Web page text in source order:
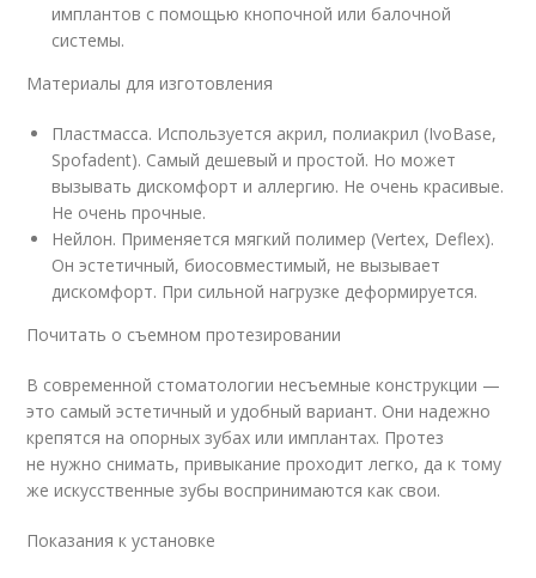
имплантов с помощью кнопочной или балочной
системы.
Материалы для изготовления
Пластмасса. Используется акрил, полиакрил (IvoBase,
Spofadent). Самый дешевый и простой. Но может
вызывать дискомфорт и аллергию. Не очень красивые.
Не очень прочные.
Нейлон. Применяется мягкий полимер (Vertex, Deflex).
Он эстетичный, биосовместимый, не вызывает
дискомфорт. При сильной нагрузке деформируется.
Почитать о съемном протезировании
В современной стоматологии несъемные конструкции —
это самый эстетичный и удобный вариант. Они надежно
крепятся на опорных зубах или имплантах. Протез
не нужно снимать, привыкание проходит легко, да к тому
же искусственные зубы воспринимаются как свои.
Показания к установке